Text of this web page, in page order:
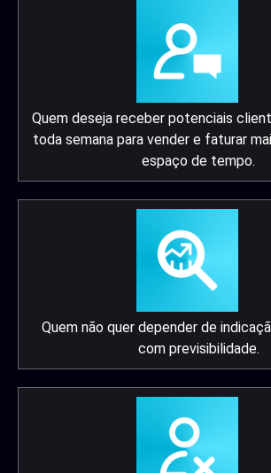
Quem deseja receber potenciais
toda semana para vender e faturar
espaço de tempo.
Quem não quer depender de
com previsibilidade.